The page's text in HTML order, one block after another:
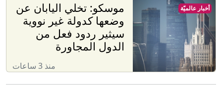
موسكو: تخلي اليابان عن
وضعها كدولة غير نووية
سيثير ردود فعل من
الدول المجاورة
منذ 3 ساعات
أخبار عالميّة